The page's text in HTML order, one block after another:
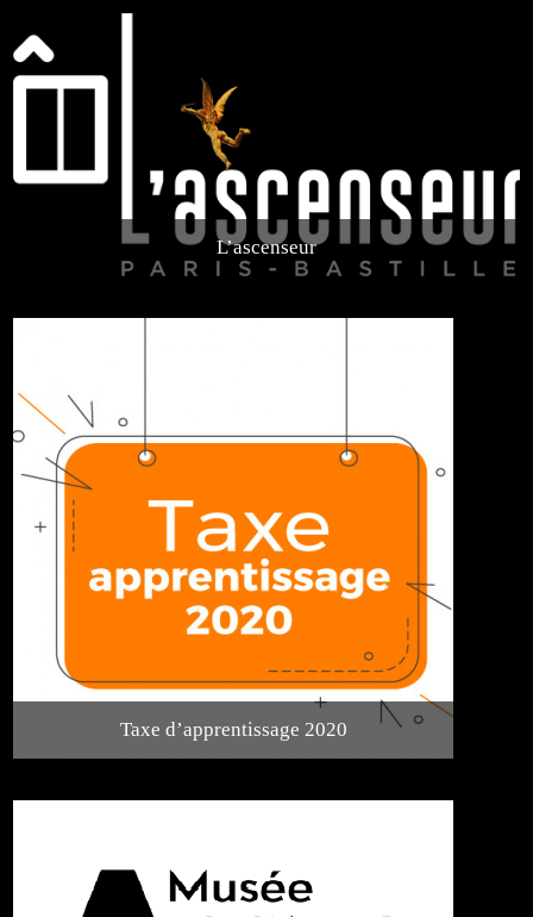
L’ascenseur
Taxe d’apprentissage 2020